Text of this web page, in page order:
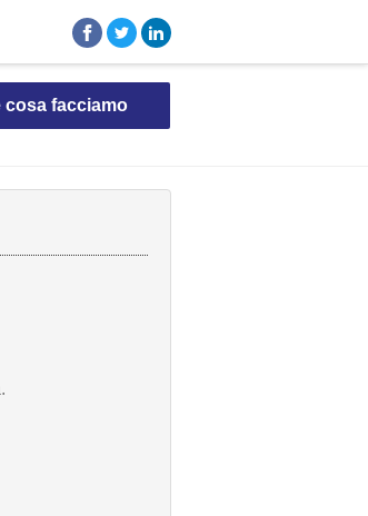
cosa facciamo